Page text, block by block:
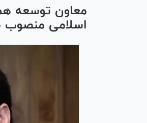
معاون توسعه
اسلامی